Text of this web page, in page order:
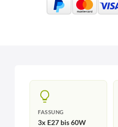
FASSUNG
3x E27 bis 60W